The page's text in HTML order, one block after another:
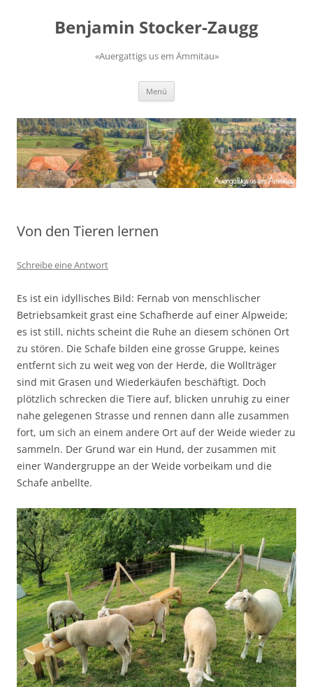
springenBenjamin Stocker-Zaugg
«Auergattigs us em Ämmitau»
Menü
Von den Tieren lernen
Schreibe eine Antwort
Es ist ein idyllisches Bild: Fernab von menschlischer
Betriebsamkeit grast eine Schafherde auf einer Alpweide;
es ist still, nichts scheint die Ruhe an diesem schönen Ort
zu stören. Die Schafe bilden eine grosse Gruppe, keines
entfernt sich zu weit weg von der Herde, die Wollträger
sind mit Grasen und Wiederkäufen beschäftigt. Doch
plötzlich schrecken die Tiere auf, blicken unruhig zu einer
nahe gelegenen Strasse und rennen dann alle zusammen
fort, um sich an einem andere Ort auf der Weide wieder zu
sammeln. Der Grund war ein Hund, der zusammen mit
einer Wandergruppe an der Weide vorbeikam und die
Schafe anbellte.